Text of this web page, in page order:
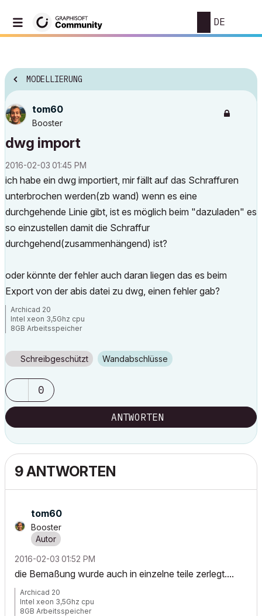
DE
MODELLIERUNG
tom60
Booster
dwg import
‎2016-02-03 01:45 PM
ich habe ein dwg importiert, mir fällt auf das Schraffuren
unterbrochen werden(zb wand) wenn es eine
durchgehende Linie gibt, ist es möglich beim "dazuladen" es
so einzustellen damit die Schraffur
durchgehend(zusammenhängend) ist?
oder könnte der fehler auch daran liegen das es beim
Export von der abis datei zu dwg, einen fehler gab?
Archicad 20
Intel xeon 3,5Ghz cpu
8GB Arbeitsspeicher
Schreibgeschützt Wandabschlüsse
0
ANTWORTEN
9 ANTWORTEN
tom60
Booster
‎2016-02-03 01:52 PM
die Bemaßung wurde auch in einzelne teile zerlegt....
Archicad 20
Intel xeon 3,5Ghz cpu
8GB Arbeitsspeicher